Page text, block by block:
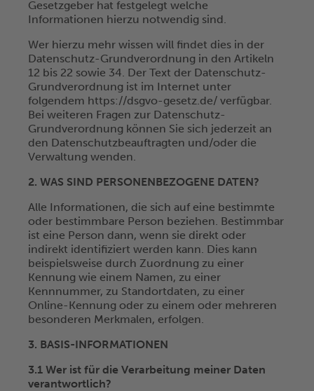
Gesetzgeber hat festgelegt welche
Informationen hierzu notwendig sind.
Wer hierzu mehr wissen will findet dies in der
Datenschutz-Grundverordnung in den Artikeln
12 bis 22 sowie 34. Der Text der Datenschutz-
Grundverordnung ist im Internet unter
folgendem https://dsgvo-gesetz.de/ verfügbar.
Bei weiteren Fragen zur Datenschutz-
Grundverordnung können Sie sich jederzeit an
den Datenschutzbeauftragten und/oder die
Verwaltung wenden.
2. WAS SIND PERSONENBEZOGENE DATEN?
Alle Informationen, die sich auf eine bestimmte
oder bestimmbare Person beziehen. Bestimmbar
ist eine Person dann, wenn sie direkt oder
indirekt identifiziert werden kann. Dies kann
beispielsweise durch Zuordnung zu einer
Kennung wie einem Namen, zu einer
Kennnummer, zu Standortdaten, zu einer
Online-Kennung oder zu einem oder mehreren
besonderen Merkmalen, erfolgen.
3. BASIS-INFORMATIONEN
3.1 Wer ist für die Verarbeitung meiner Daten
verantwortlich?